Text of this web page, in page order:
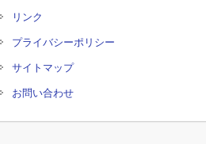
リンク
プライバシーポリシー
サイトマップ
お問い合わせ